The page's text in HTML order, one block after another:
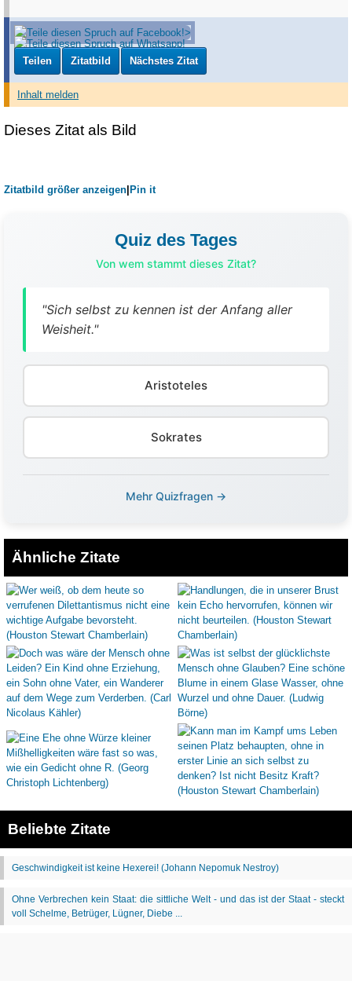
Teilen Zitatbild Nächstes Zitat
Inhalt melden
Dieses Zitat als Bild
Zitatbild größer anzeigen Pin it
Quiz des Tages
Von wem stammt dieses Zitat?
"Sich selbst zu kennen ist der Anfang aller
Weisheit."
Aristoteles
Sokrates
Mehr Quizfragen →
Ähnliche Zitate
Beliebte Zitate